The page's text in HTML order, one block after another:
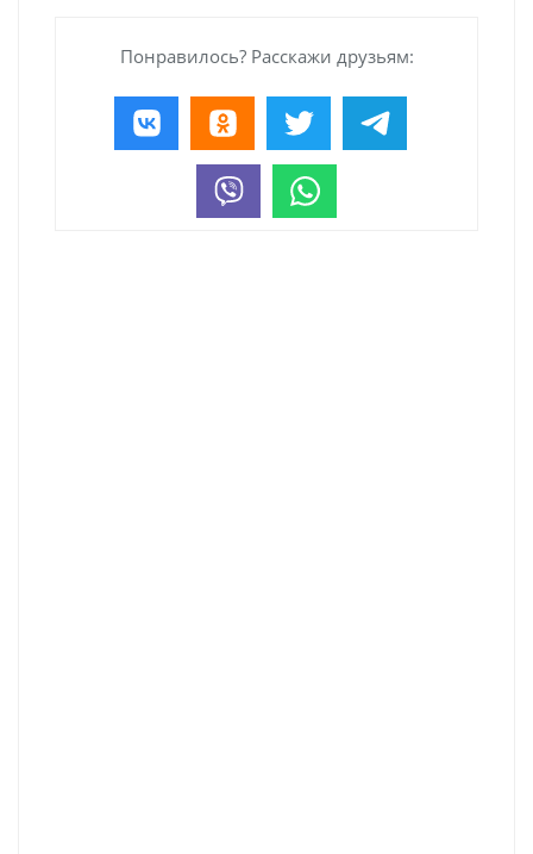
Понравилось? Расскажи друзьям: